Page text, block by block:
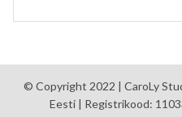
© Copyright 2022 | CaroLy
Eesti | Registrikood: